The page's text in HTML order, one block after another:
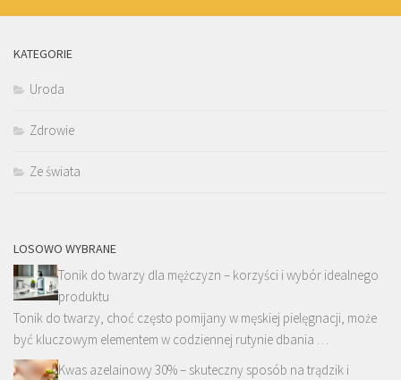
KATEGORIE
Uroda
Zdrowie
Ze świata
LOSOWO WYBRANE
Tonik do twarzy dla mężczyzn – korzyści i wybór idealnego
produktu
Tonik do twarzy, choć często pomijany w męskiej pielęgnacji, może
być kluczowym elementem w codziennej rutynie dbania …
Kwas azelainowy 30% – skuteczny sposób na trądzik i